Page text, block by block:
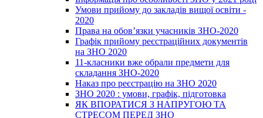
Умови прийому до закладів вищої освіти -
2020
Права на обов’язки учасників ЗНО-2020
Графік прийому реєстраційних документів
на ЗНО 2020
11-класники вже обрали предмети для
складання ЗНО-2020
Наказ про реєстрацію на ЗНО 2020
ЗНО 2020 : умови, графік, підготовка
ЯК ВПОРАТИСЯ З НАПРУГОЮ ТА
СТРЕСОМ ПЕРЕД ЗНО